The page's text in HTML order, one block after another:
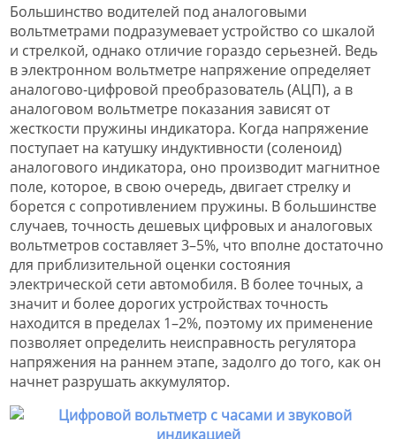
Большинство водителей под аналоговыми
вольтметрами подразумевает устройство со шкалой
и стрелкой, однако отличие гораздо серьезней. Ведь
в электронном вольтметре напряжение определяет
аналогово-цифровой преобразователь (АЦП), а в
аналоговом вольтметре показания зависят от
жесткости пружины индикатора. Когда напряжение
поступает на катушку индуктивности (соленоид)
аналогового индикатора, оно производит магнитное
поле, которое, в свою очередь, двигает стрелку и
борется с сопротивлением пружины. В большинстве
случаев, точность дешевых цифровых и аналоговых
вольтметров составляет 3–5%, что вполне достаточно
для приблизительной оценки состояния
электрической сети автомобиля. В более точных, а
значит и более дорогих устройствах точность
находится в пределах 1–2%, поэтому их применение
позволяет определить неисправность регулятора
напряжения на раннем этапе, задолго до того, как он
начнет разрушать аккумулятор.